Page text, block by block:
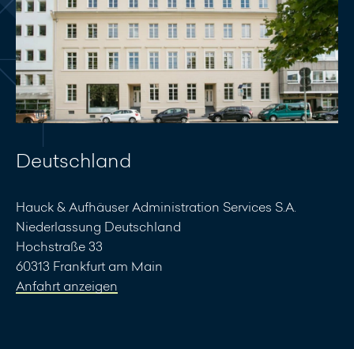
Deutschland
Hauck & Aufhäuser Administration Services S.A.
Niederlassung Deutschland
Hochstraße 33
60313 Frankfurt am Main
Anfahrt anzeigen